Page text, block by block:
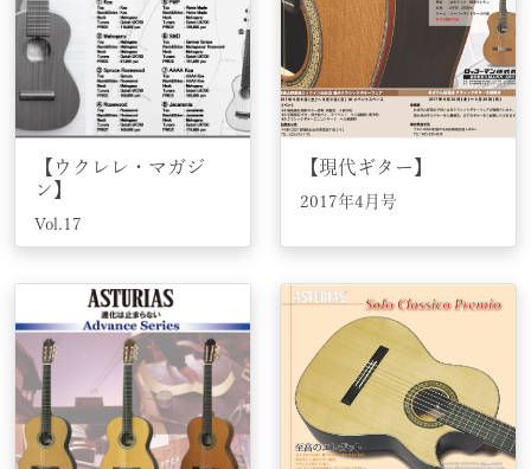
【ウクレレ・マガジ
ン】
Vol.17
【現代ギター】
2017年4月号